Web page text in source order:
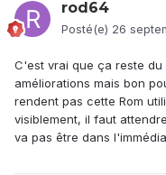
rod64
Posté(e) 26
C'est vrai que ça reste du
améliorations mais bon
rendent pas cette Rom
visiblement, il faut
va pas être dans